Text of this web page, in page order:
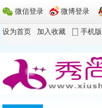
微信登录 微博登录
设为首页 加入收藏 手机版